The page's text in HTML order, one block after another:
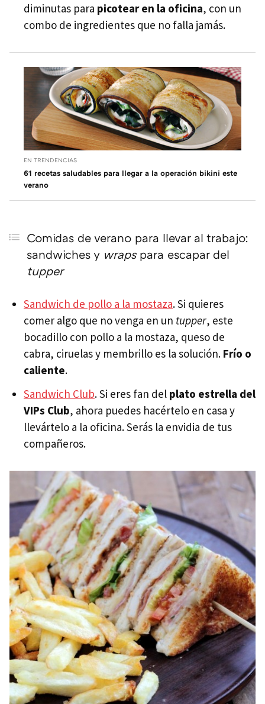
diminutas para picotear en la oficina, con un
combo de ingredientes que no falla jamás.
EN TRENDENCIAS
61 recetas saludables para llegar a la operación bikini este
verano
Comidas de verano para llevar al trabajo:
sandwiches y wraps para escapar del
tupper
Sandwich de pollo a la mostaza. Si quieres
comer algo que no venga en un tupper, este
bocadillo con pollo a la mostaza, queso de
cabra, ciruelas y membrillo es la solución. Frío o
caliente.
Sandwich Club. Si eres fan del plato estrella del
VIPs Club, ahora puedes hacértelo en casa y
llevártelo a la oficina. Serás la envidia de tus
compañeros.